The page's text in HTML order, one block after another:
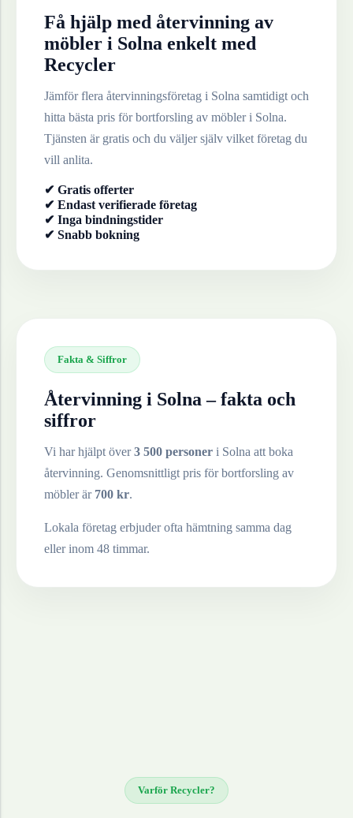
Få hjälp med återvinning av
möbler i Solna enkelt med
Recycler
Jämför flera återvinningsföretag i Solna samtidigt och
hitta bästa pris för bortforsling av möbleri Solna.
Tjänsten är gratis och du väljer själv vilket företag du
vill anlita.
✔ Gratis offerter
✔ Endast verifierade företag
✔ Inga bindningstider
✔ Snabb bokning
Fakta & Siffror
Återvinning i Solna – fakta och
siffror
Vi har hjälpt över3 500 personer i Solna att boka
återvinning. Genomsnittligt pris för bortforsling av
möblerär 700 kr.
Lokala företag erbjuder ofta hämtning samma dag
eller inom 48 timmar.
Varför Recycler?